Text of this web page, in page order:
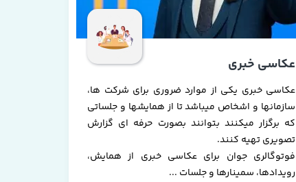
عکاسی خبری یکی از موارد ضروری برای شرکت ها،
سازمانها و اشخاص میباشد تا از همایشها و جلساتی
که برگزار میکنند بتوانند بصورت حرفه ای گزارش
تصویری تهیه کنند.
فوتوگالری جوان برای عکاسی خبری از همایش،
رویدادها، سمینارها و جلسات ...
عکاسی خبری